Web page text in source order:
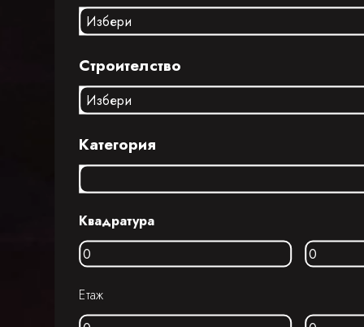
Строителство
Категория
Квадратура
Етаж